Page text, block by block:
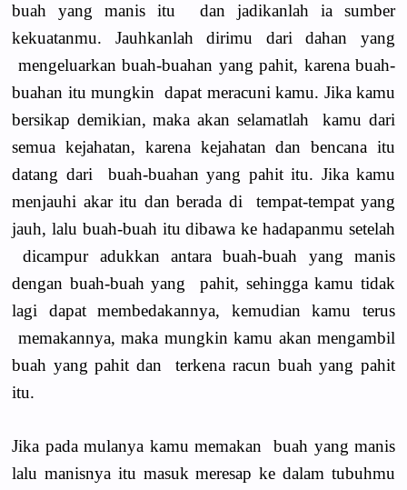
buah yang manis itu dan jadikanlah ia sumber
kekuatanmu. Jauhkanlah dirimu dari dahan yang
mengeluarkan buah-buahan yang pahit, karena buah-
buahan itu mungkin dapat meracuni kamu. Jika kamu
bersikap demikian, maka akan selamatlah kamu dari
semua kejahatan, karena kejahatan dan bencana itu
datang dari buah-buahan yang pahit itu. Jika kamu
menjauhi akar itu dan berada di tempat-tempat yang
jauh, lalu buah-buah itu dibawa ke hadapanmu setelah
dicampur adukkan antara buah-buah yang manis
dengan buah-buah yang pahit, sehingga kamu tidak
lagi dapat membedakannya, kemudian kamu terus
memakannya, maka mungkin kamu akan mengambil
buah yang pahit dan terkena racun buah yang pahit
itu.
Jika pada mulanya kamu memakan buah yang manis
lalu manisnya itu masuk meresap ke dalam tubuhmu